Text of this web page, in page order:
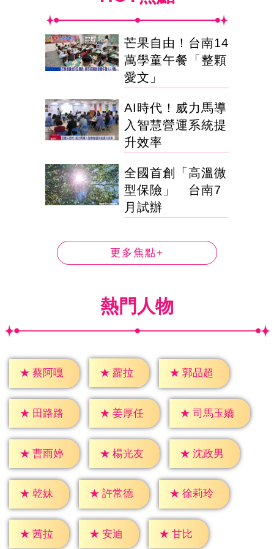
芒果自由！台南14
萬學童午餐「整顆
愛文」
AI時代！威力馬導
入智慧營運系統提
升效率
全國首創「高溫微
型保險」 台南7
月試辦
更多焦點+
熱門人物
★ 蔡阿嘎 ★ 蘿拉 ★ 郭品超
★ 田路路 ★ 姜厚任 ★ 司馬玉嬌
★ 曹雨婷 ★ 楊光友 ★ 沈政男
★ 乾妹 ★ 許常德 ★ 徐莉玲
★ 茜拉 ★ 安迪 ★ 甘比